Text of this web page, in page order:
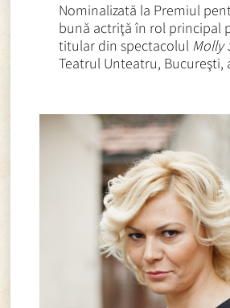
Nominalizată la Premiul
bună actriţă în rol principal
titular din spectacolul Molly
Teatrul Unteatru, Bucureşti,